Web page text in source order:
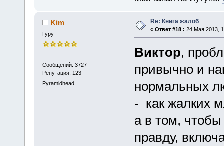
Kim
Гуру
Сообщений: 3727
Репутация: 123
Pyramidhead
Re: Книга жалоб
« Ответ #18 : 24 Мая 2013,
Виктор,
привычно и
нормальных
- как жалких
а в том,
правду,